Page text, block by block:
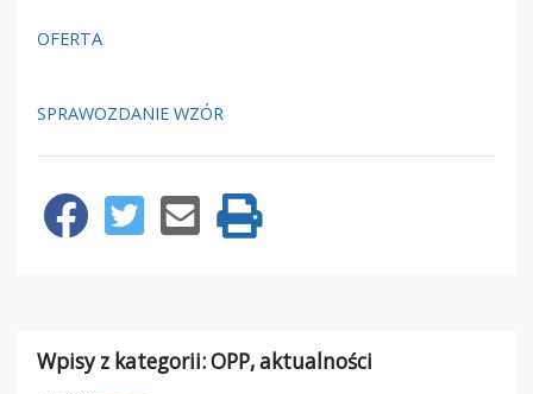
OFERTA
SPRAWOZDANIE WZÓR
Wpisy z kategorii: OPP, aktualności